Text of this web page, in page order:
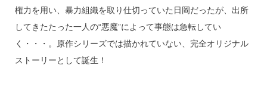
権力を用い、暴力組織を取り仕切っていた日岡だったが、出所
してきたたった一人の“悪魔”によって事態は急転してい
く・・・。原作シリーズでは描かれていない、完全オリジナル
ストーリーとして誕生！